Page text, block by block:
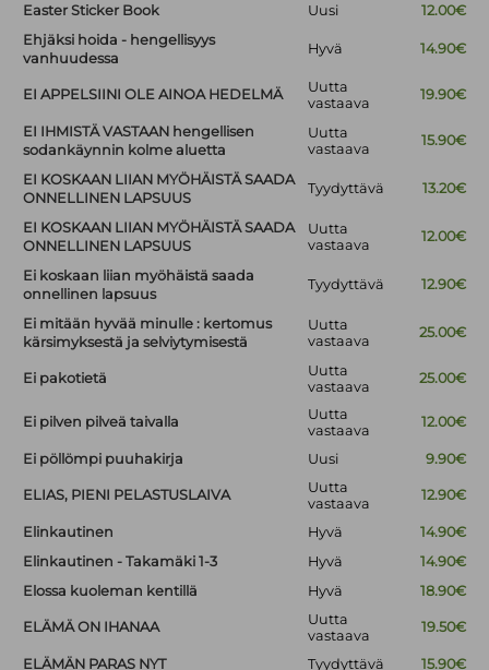
Easter Sticker Book
Uusi
12.00€
Ehjäksi hoida - hengellisyys
vanhuudessa
Hyvä 14.90€
EI APPELSIINI OLE AINOA HEDELMÄ
Uutta
vastaava
19.90€
EI IHMISTÄ VASTAAN hengellisen
sodankäynnin kolme aluetta
Uutta
vastaava
15.90€
EI KOSKAAN LIIAN MYÖHÄISTÄ SAADA
ONNELLINEN LAPSUUS
Tyydyttävä 13.20€
EI KOSKAAN LIIAN MYÖHÄISTÄ SAADA
ONNELLINEN LAPSUUS
Uutta
vastaava
12.00€
Ei koskaan liian myöhäistä saada
onnellinen lapsuus
Tyydyttävä 12.90€
Ei mitään hyvää minulle : kertomus
kärsimyksestä ja selviytymisestä
Uutta
vastaava
25.00€
Ei pakotietä
Uutta
vastaava
25.00€
Ei pilven pilveä taivalla
Uutta
vastaava
12.00€
Ei pöllömpi puuhakirja Uusi 9.90€
ELIAS, PIENI PELASTUSLAIVA
Uutta
vastaava
12.90€
Elinkautinen Hyvä
14.90€
Elinkautinen - Takamäki 1-3
Hyvä
14.90€
Elossa kuoleman kentillä
Hyvä 18.90€
ELÄMÄ ON IHANAA
Uutta
vastaava
19.50€
ELÄMÄN PARAS NYT Tyydyttävä
15.90€